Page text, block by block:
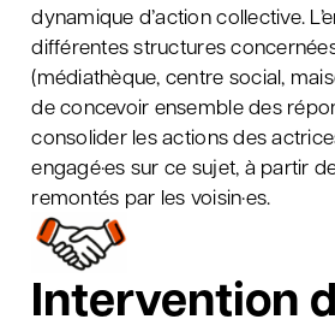
dynamique d’action collective.
différentes structures
(médiathèque, centre social,
de concevoir ensemble des
consolider les actions des
engagé·es sur ce sujet, à partir
remontés par les voisin·es.
Intervention